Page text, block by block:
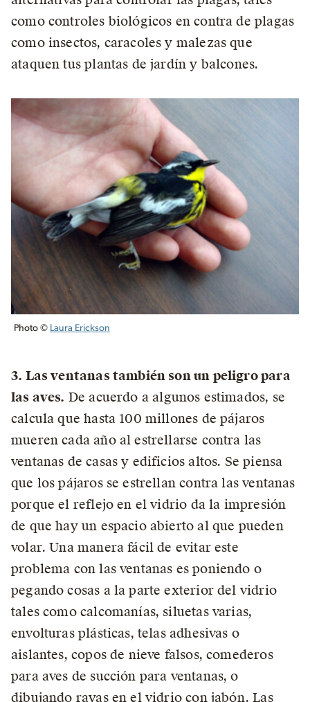
como controles biológicos en contra de plagas
como insectos, caracoles y malezas que
ataquen tus plantas de jardín y balcones.
Photo © Laura Erickson
3. Las ventanas también son un peligro para
las aves. De acuerdo a algunos estimados, se
calcula que hasta 100 millones de pájaros
mueren cada año al estrellarse contra las
ventanas de casas y edificios altos. Se piensa
que los pájaros se estrellan contra las ventanas
porque el reflejo en el vidrio da la impresión
de que hay un espacio abierto al que pueden
volar. Una manera fácil de evitar este
problema con las ventanas es poniendo o
pegando cosas a la parte exterior del vidrio
tales como calcomanías, siluetas varias,
envolturas plásticas, telas adhesivas o
aislantes, copos de nieve falsos, comederos
para aves de succión para ventanas, o
dibujando rayas en el vidrio con jabón. Las